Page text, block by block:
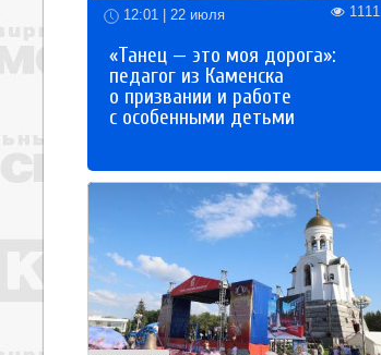
12:01 | 22 июля 1111
«Танец — это моя дорога»:
педагог из Каменска
о призвании и работе
с особенными детьми